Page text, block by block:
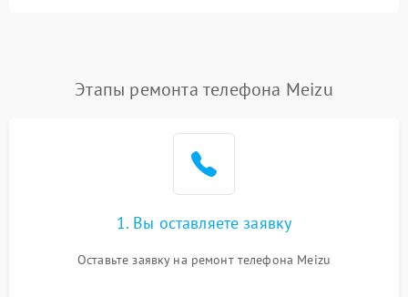
Этапы ремонта телефона Meizu
1. Вы оставляете заявку
Оставьте заявку на ремонт телефона Meizu